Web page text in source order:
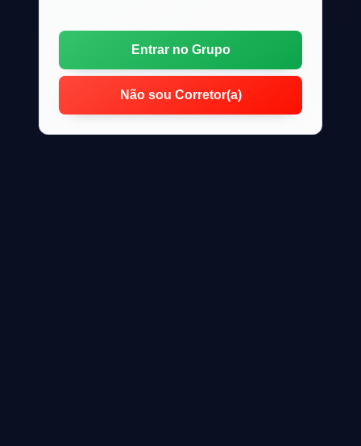
Entrar no Grupo
Não sou Corretor(a)